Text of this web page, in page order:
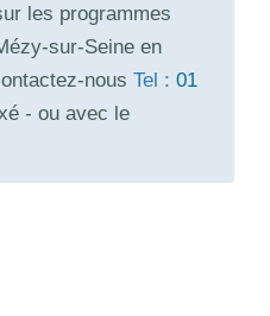
les programmes
sur-Seine en
nous Tel : 01
- ou avec le